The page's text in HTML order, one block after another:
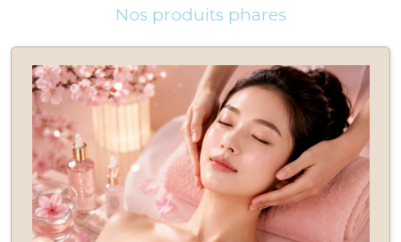
Nos produits phares